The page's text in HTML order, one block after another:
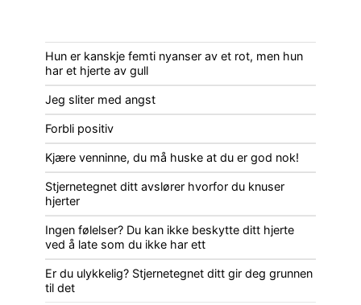
Hun er kanskje femti nyanser av et rot, men hun
har et hjerte av gull
Jeg sliter med angst
Forbli positiv
Kjære venninne, du må huske at du er god nok!
Stjernetegnet ditt avslører hvorfor du knuser
hjerter
Ingen følelser? Du kan ikke beskytte ditt hjerte
ved å late som du ikke har ett
Er du ulykkelig? Stjernetegnet ditt gir deg grunnen
til det